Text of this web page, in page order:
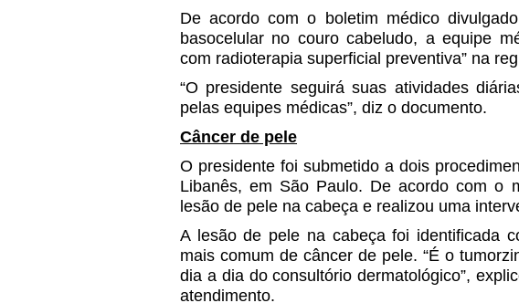
De acordo com o boletim médico
basocelular no couro cabeludo, a equipe
com radioterapia superficial preventiva” na
“O presidente seguirá suas atividades
pelas equipes médicas”, diz o documento.
Câncer de pele
O presidente foi submetido a dois
Libanês, em São Paulo. De acordo com o
lesão de pele na cabeça e realizou uma
A lesão de pele na cabeça foi identificada
mais comum de câncer de pele. “É o
dia a dia do consultório dermatológico”,
atendimento.